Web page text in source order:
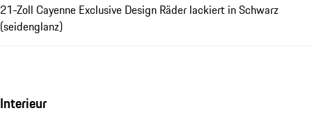
21-Zoll Cayenne Exclusive Design Räder lackiert in Schwarz
(seidenglanz)
Interieur